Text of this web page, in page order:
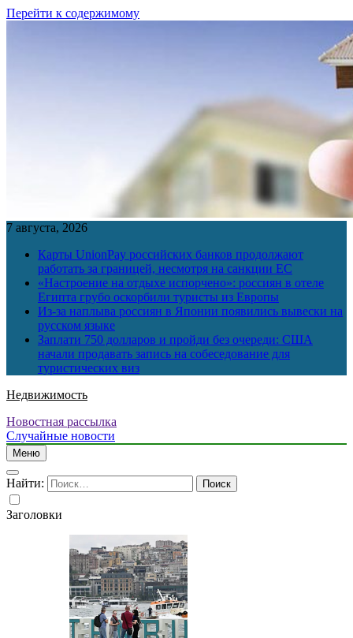
Перейти к содержимому
7 августа, 2026
Карты UnionPay российских банков продолжают
работать за границей, несмотря на санкции ЕС
«Настроение на отдыхе испорчено»: россиян в отеле
Египта грубо оскорбили туристы из Европы
Из-за наплыва россиян в Японии появились вывески на
русском языке
Заплати 750 долларов и пройди без очереди: США
начали продавать запись на собеседование для
туристических виз
Недвижимость
Новостная рассылка
Случайные новости
Меню
Найти:
Заголовки